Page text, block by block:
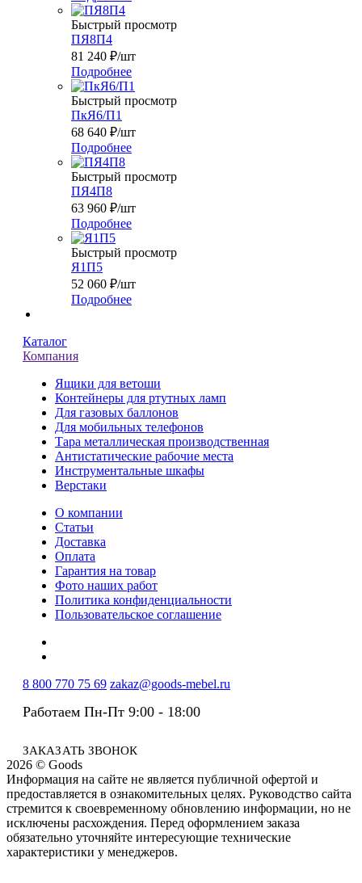
Быстрый просмотр
ПЯ8П4
81 240 ₽/шт
Подробнее
Быстрый просмотр
ПкЯ6/П1
68 640 ₽/шт
Подробнее
Быстрый просмотр
ПЯ4П8
63 960 ₽/шт
Подробнее
Быстрый просмотр
Я1П5
52 060 ₽/шт
Подробнее
Каталог
Компания
Ящики для ветоши
Контейнеры для ртутных ламп
Для газовых баллонов
Для мобильных телефонов
Тара металлическая производственная
Антистатические рабочие места
Инструментальные шкафы
Верстаки
О компании
Статьи
Доставка
Оплата
Гарантия на товар
Фото наших работ
Политика конфиденциальности
Пользовательское соглашение
8 800 770 75 69 zakaz@goods-mebel.ru
Работаем Пн-Пт 9:00 - 18:00
ЗАКАЗАТЬ ЗВОНОК
2026 © Goods
Информация на сайте не является публичной офертой и
предоставляется в ознакомительных целях. Руководство сайта
стремится к своевременному обновлению информации, но не
исключены расхождения. Перед оформлением заказа
обязательно уточняйте интересующие технические
характеристики у менеджеров.